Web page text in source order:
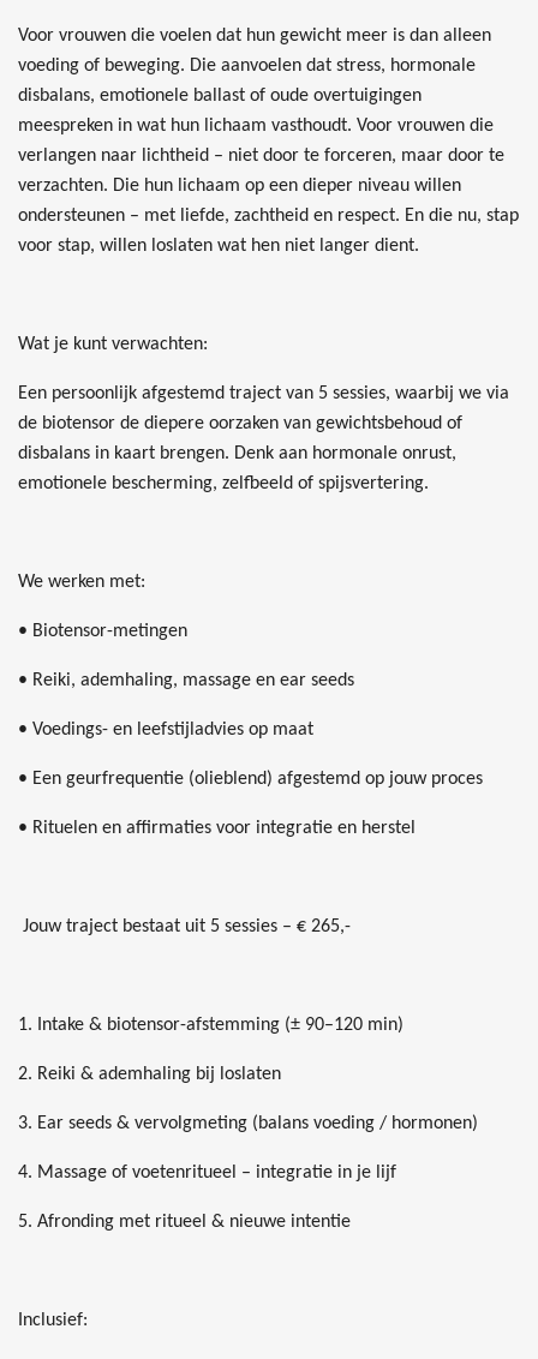
Voor vrouwen die voelen dat hun gewicht meer is dan alleen
voeding of beweging. Die aanvoelen dat stress, hormonale
disbalans, emotionele ballast of oude overtuigingen
meespreken in wat hun lichaam vasthoudt. Voor vrouwen die
verlangen naar lichtheid – niet door te forceren, maar door te
verzachten. Die hun lichaam op een dieper niveau willen
ondersteunen – met liefde, zachtheid en respect. En die nu, stap
voor stap, willen loslaten wat hen niet langer dient.
Wat je kunt verwachten:
Een persoonlijk afgestemd traject van 5 sessies, waarbij we via
de biotensor de diepere oorzaken van gewichtsbehoud of
disbalans in kaart brengen. Denk aan hormonale onrust,
emotionele bescherming, zelfbeeld of spijsvertering.
We werken met:
• Biotensor-metingen
• Reiki, ademhaling, massage en ear seeds
• Voedings- en leefstijladvies op maat
• Een geurfrequentie (olieblend) afgestemd op jouw proces
• Rituelen en affirmaties voor integratie en herstel
Jouw traject bestaat uit 5 sessies – € 265,-
1. Intake & biotensor-afstemming (± 90–120 min)
2. Reiki & ademhaling bij loslaten
3. Ear seeds & vervolgmeting (balans voeding / hormonen)
4. Massage of voetenritueel – integratie in je lijf
5. Afronding met ritueel & nieuwe intentie
Inclusief: